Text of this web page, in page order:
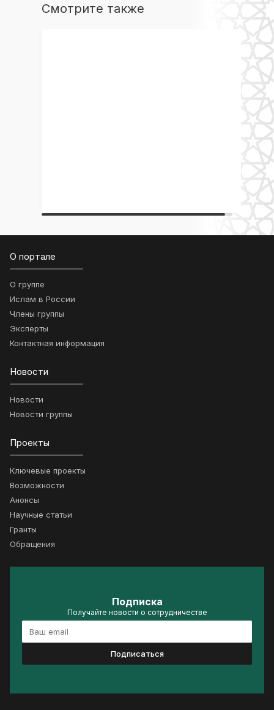
Смотрите также
О портале
О группе
Ислам в России
Члены группы
Эксперты
Контактная информация
Новости
Новости
Новости группы
Проекты
Ключевые проекты
Возможности
Анонсы
Научные статьи
Гранты
Обращения
Подписка
Получайте новости о сотрудничестве
Подписаться